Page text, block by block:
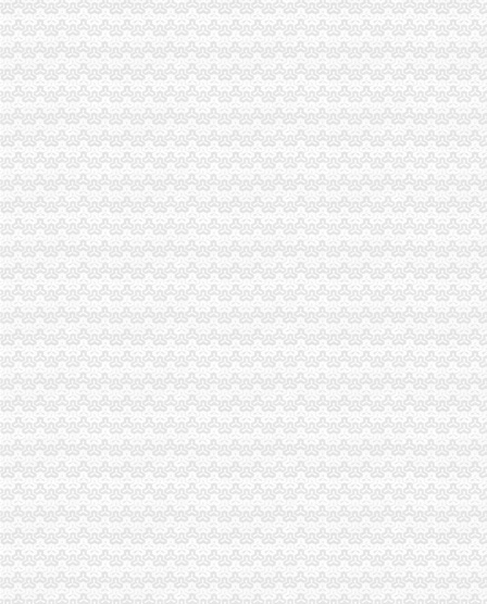
办理采石场需要哪些单位_破碎机厂家
股权变更税务处理_沙坪坝股权变更价格|股权变更税务处理_沙坪坝股
办执照请找重庆嘉庆工商,服务上门,资金从优-重庆58同城
重庆税务登记证挂失电话-沙坪坝沙坪坝广告媒-重庆58同城
无押借款_新浪新闻
求在广州办理过三证合一的亲身经验,步骤和所带资料,领取新营业执
重庆市个人房屋装修税收征管暂行办法-法规库-110网
百业网_为企业,做推广
渝北工商营业执照代办公司|营业执照代办-重庆益记财务_【会计服务】
重庆执照代办公司-重庆航桥财务咨询有限公司
【代办税务策划】_代办税务策划厂家黄页_代办税务策划价格_顺企网
分公司_个体工商_代账报税_申请自营进出口权资质_营业执照_税务
康联工商——凤凰网房产北京
增值税专用发票办事指南-财务处
办个火机加工厂需要哪些证件才能不被查封-免费法律咨询-华律网
代办营业执照,如何申请、办理流程资询,工商局网上核名—沙坪坝
重庆电子工程职业学院第三批在线开放课程建设及应用项目（17C
晨报万事通||押_凤凰资讯
沙坪坝区国地税联手提升金三上线期间窗口服务质量_第1页-七一网
住房营业税优惠政策到什么曰子止_wangshuop_天涯问答_天涯社区
沙坪坝区教育委员会关于设立民办非学历教育培训学校的申办条件及程序
《关于贯彻落实重庆市“三证合一”登记制度改革实施方案的通知》
想做小吃生意到哪学技术,重庆新标杆餐饮培训学校欢迎你-培训通
新办税务登记一天就可以拿到黄浦推优化服务十项措施-新闻频道-华龙
重庆电子工程职业学院图书馆2018年中文纸质报刊（17A3793）采购
沙坪坝,沙坪坝无押|价格,厂家,图片-商虎中国